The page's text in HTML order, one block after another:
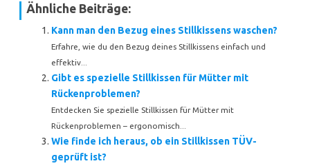
Ähnliche Beiträge:
Kann man den Bezug eines Stillkissens waschen?
Erfahre, wie du den Bezug deines Stillkissens einfach und
effektiv...
Gibt es spezielle Stillkissen für Mütter mit
Rückenproblemen?
Entdecken Sie spezielle Stillkissen für Mütter mit
Rückenproblemen – ergonomisch...
Wie finde ich heraus, ob ein Stillkissen TÜV-
geprüft ist?